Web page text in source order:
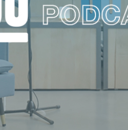
TIENE